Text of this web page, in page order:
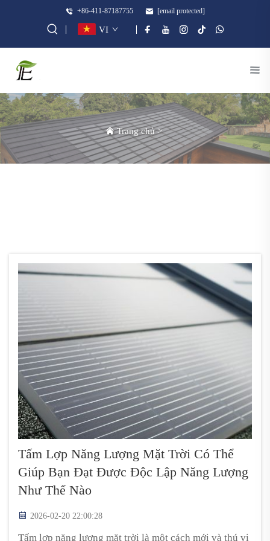
+86-411-87187755 [email protected]
VI
Trang chủ>
Tấm Lợp Năng Lượng Mặt Trời Có Thể
Giúp Bạn Đạt Được Độc Lập Năng Lượng
Như Thế Nào
2026-02-20 22:00:28
Tấm lợp năng lượng mặt trời là một cách mới và thú vị